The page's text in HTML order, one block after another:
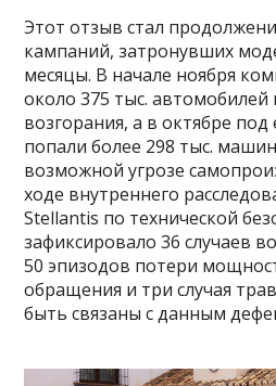
Этот отзыв стал
кампаний, затронувших
месяцы. В начале ноября
около 375 тыс. автомобилей
возгорания, а в октябре
попали более 298 тыс.
возможной угрозе
ходе внутреннего
Stellantis по технической
зафиксировало 36 случаев
50 эпизодов потери
обращения и три случая
быть связаны с данным